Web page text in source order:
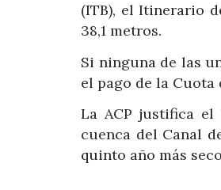
(ITB), el Itinerario
38,1 metros.
Si ninguna de las
el pago de la
La ACP justifica el
cuenca del Canal
quinto año más